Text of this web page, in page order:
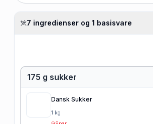
7 ingredienser og 1 basisvare
175 g sukker
Dansk Sukker
1 kg